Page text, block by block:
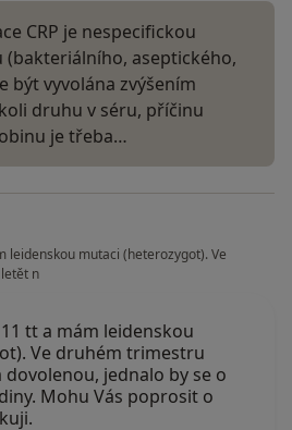
CRP je nespecifickou
(bakteriálního, aseptického,
být vyvolána zvýšením
druhu v séru, příčinu
je třeba…
leidenskou mutaci (heterozygot). Ve
n
tt a mám leidenskou
Ve druhém trimestru
jednalo by se o
Mohu Vás poprosit o